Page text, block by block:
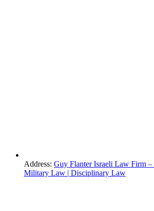
Address: Guy Flanter Israeli Law Firm
Military Law | Disciplinary Law